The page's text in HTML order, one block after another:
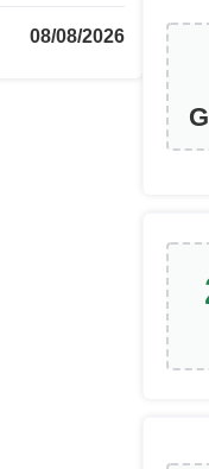
08/08/2026